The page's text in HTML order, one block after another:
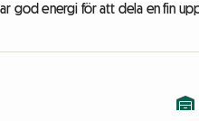
god energi för att dela en fin